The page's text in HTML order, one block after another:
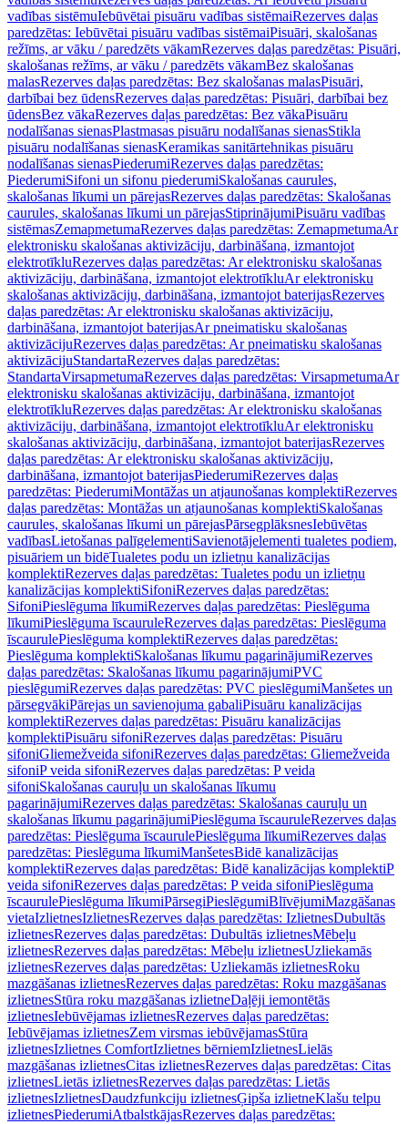
vadības sistēmuIebūvētai pisuāru vadības sistēmaiRezerves daļas
paredzētas: Iebūvētai pisuāru vadības sistēmaiPisuāri, skalošanas
režīms, ar vāku / paredzēts vākamRezerves daļas paredzētas: Pisuāri,
skalošanas režīms, ar vāku / paredzēts vākamBez skalošanas
malasRezerves daļas paredzētas: Bez skalošanas malasPisuāri,
darbībai bez ūdensRezerves daļas paredzētas: Pisuāri, darbībai bez
ūdensBez vākaRezerves daļas paredzētas: Bez vākaPisuāru
nodalīšanas sienasPlastmasas pisuāru nodalīšanas sienasStikla
pisuāru nodalīšanas sienasKeramikas sanitārtehnikas pisuāru
nodalīšanas sienasPiederumiRezerves daļas paredzētas:
PiederumiSifoni un sifonu piederumiSkalošanas caurules,
skalošanas līkumi un pārejasRezerves daļas paredzētas: Skalošanas
caurules, skalošanas līkumi un pārejasStiprinājumiPisuāru vadības
sistēmasZemapmetumaRezerves daļas paredzētas: ZemapmetumaAr
elektronisku skalošanas aktivizāciju, darbināšana, izmantojot
elektrotīkluRezerves daļas paredzētas: Ar elektronisku skalošanas
aktivizāciju, darbināšana, izmantojot elektrotīkluAr elektronisku
skalošanas aktivizāciju, darbināšana, izmantojot baterijasRezerves
daļas paredzētas: Ar elektronisku skalošanas aktivizāciju,
darbināšana, izmantojot baterijasAr pneimatisku skalošanas
aktivizācijuRezerves daļas paredzētas: Ar pneimatisku skalošanas
aktivizācijuStandartaRezerves daļas paredzētas:
StandartaVirsapmetumaRezerves daļas paredzētas: VirsapmetumaAr
elektronisku skalošanas aktivizāciju, darbināšana, izmantojot
elektrotīkluRezerves daļas paredzētas: Ar elektronisku skalošanas
aktivizāciju, darbināšana, izmantojot elektrotīkluAr elektronisku
skalošanas aktivizāciju, darbināšana, izmantojot baterijasRezerves
daļas paredzētas: Ar elektronisku skalošanas aktivizāciju,
darbināšana, izmantojot baterijasPiederumiRezerves daļas
paredzētas: PiederumiMontāžas un atjaunošanas komplektiRezerves
daļas paredzētas: Montāžas un atjaunošanas komplektiSkalošanas
caurules, skalošanas līkumi un pārejasPārsegplāksnesIebūvētas
vadībasLietošanas palīgelementiSavienotājelementi tualetes podiem,
pisuāriem un bidēTualetes podu un izlietņu kanalizācijas
komplektiRezerves daļas paredzētas: Tualetes podu un izlietņu
kanalizācijas komplektiSifoniRezerves daļas paredzētas:
SifoniPieslēguma līkumiRezerves daļas paredzētas: Pieslēguma
līkumiPieslēguma īscauruleRezerves daļas paredzētas: Pieslēguma
īscaurulePieslēguma komplektiRezerves daļas paredzētas:
Pieslēguma komplektiSkalošanas līkumu pagarinājumiRezerves
daļas paredzētas: Skalošanas līkumu pagarinājumiPVC
pieslēgumiRezerves daļas paredzētas: PVC pieslēgumiManšetes un
pārsegvākiPārejas un savienojuma gabaliPisuāru kanalizācijas
komplektiRezerves daļas paredzētas: Pisuāru kanalizācijas
komplektiPisuāru sifoniRezerves daļas paredzētas: Pisuāru
sifoniGliemežveida sifoniRezerves daļas paredzētas: Gliemežveida
sifoniP veida sifoniRezerves daļas paredzētas: P veida
sifoniSkalošanas cauruļu un skalošanas līkumu
pagarinājumiRezerves daļas paredzētas: Skalošanas cauruļu un
skalošanas līkumu pagarinājumiPieslēguma īscauruleRezerves daļas
paredzētas: Pieslēguma īscaurulePieslēguma līkumiRezerves daļas
paredzētas: Pieslēguma līkumiManšetesBidē kanalizācijas
komplektiRezerves daļas paredzētas: Bidē kanalizācijas komplektiP
veida sifoniRezerves daļas paredzētas: P veida sifoniPieslēguma
īscaurulePieslēguma līkumiPārsegiPieslēgumiBlīvējumiMazgāšanas
vietaIzlietnesIzlietnesRezerves daļas paredzētas: IzlietnesDubultās
izlietnesRezerves daļas paredzētas: Dubultās izlietnesMēbeļu
izlietnesRezerves daļas paredzētas: Mēbeļu izlietnesUzliekamās
izlietnesRezerves daļas paredzētas: Uzliekamās izlietnesRoku
mazgāšanas izlietnesRezerves daļas paredzētas: Roku mazgāšanas
izlietnesStūra roku mazgāšanas izlietneDaļēji iemontētās
izlietnesIebūvējamas izlietnesRezerves daļas paredzētas:
Iebūvējamas izlietnesZem virsmas iebūvējamasStūra
izlietnesIzlietnes ComfortIzlietnes bērniemIzlietnesLielās
mazgāšanas izlietnesCitas izlietnesRezerves daļas paredzētas: Citas
izlietnesLietās izlietnesRezerves daļas paredzētas: Lietās
izlietnesIzlietnesDaudzfunkciju izlietnesĢipša izlietneKlašu telpu
izlietnesPiederumiAtbalstkājasRezerves daļas paredzētas: